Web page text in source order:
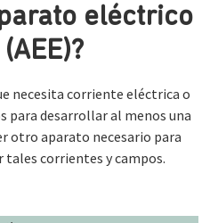
eléctrico
necesita corriente eléctrica o
para desarrollar al menos una
otro aparato necesario para
corrientes y campos.